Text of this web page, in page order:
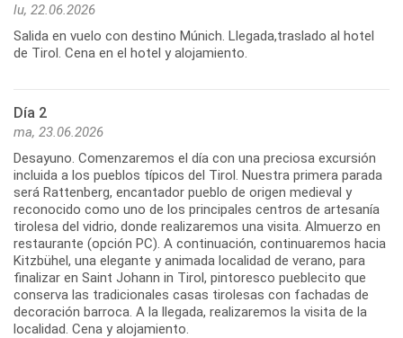
lu, 22.06.2026
Salida en vuelo con destino Múnich. Llegada,traslado al hotel
de Tirol. Cena en el hotel y alojamiento.
Día 2
ma, 23.06.2026
Desayuno. Comenzaremos el día con una preciosa excursión
incluida a los pueblos típicos del Tirol. Nuestra primera parada
será Rattenberg, encantador pueblo de origen medieval y
reconocido como uno de los principales centros de artesanía
tirolesa del vidrio, donde realizaremos una visita. Almuerzo en
restaurante (opción PC). A continuación, continuaremos hacia
Kitzbühel, una elegante y animada localidad de verano, para
finalizar en Saint Johann in Tirol, pintoresco pueblecito que
conserva las tradicionales casas tirolesas con fachadas de
decoración barroca. A la llegada, realizaremos la visita de la
localidad. Cena y alojamiento.